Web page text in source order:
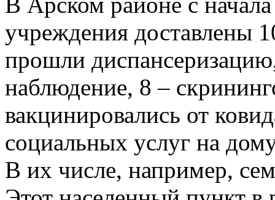
учреждения доставлены
прошли
наблюдение, 8 –
вакцинировались от
социальных услуг на
В их числе, например,